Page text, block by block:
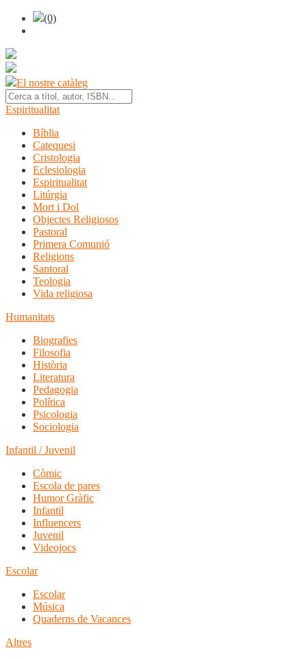
(0)
El nostre catàleg
Espiritualitat
Bíblia
Catequesi
Cristologia
Eclesiologia
Espiritualitat
Litúrgia
Mort i Dol
Objectes Religiosos
Pastoral
Primera Comunió
Religions
Santoral
Teologia
Vida religiosa
Humanitats
Biografies
Filosofia
Història
Literatura
Pedagogia
Política
Psicologia
Sociologia
Infantil / Juvenil
Còmic
Escola de pares
Humor Gràfic
Infantil
Influencers
Juvenil
Videojocs
Escolar
Escolar
Música
Quaderns de Vacances
Altres